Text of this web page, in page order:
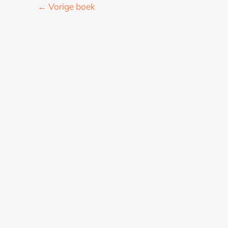
← Vorige boek